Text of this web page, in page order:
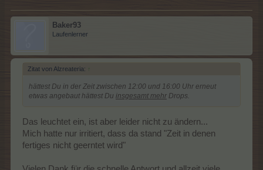
Baker93
Laufenlerner
Zitat von Alzreateria: ↑
hättest Du in der Zeit zwischen 12:00 und 16:00 Uhr erneut
etwas angebaut hättest Du insgesamt mehr Drops.
Das leuchtet ein, ist aber leider nicht zu ändern...
Mich hatte nur irritiert, dass da stand "Zeit in denen
fertiges nicht geerntet wird"